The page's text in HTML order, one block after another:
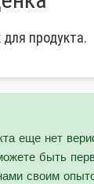
продукта.
еще нет
быть
своим